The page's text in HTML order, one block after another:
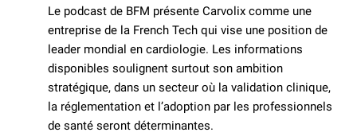
Le podcast de BFM présente Carvolix comme une
entreprise de la French Tech qui vise une position de
leader mondial en cardiologie. Les informations
disponibles soulignent surtout son ambition
stratégique, dans un secteur où la validation clinique,
la réglementation et l’adoption par les professionnels
de santé seront déterminantes.